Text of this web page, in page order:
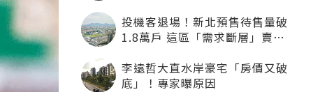
投機客退場！新北預售待售量破
1.8萬戶 這區「需求斷層」賣壓
李遠哲大直水岸豪宅「房價又破
底」！專家曝原因